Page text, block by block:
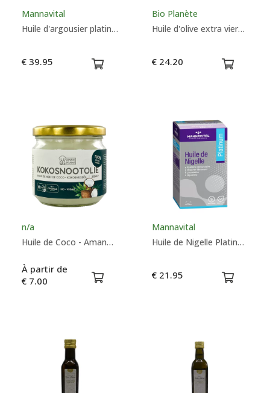
Mannavital
Huile d'argousier platinum - Mannavital
€ 39.95
Bio Planète
Huile d'olive extra vierge Bio - Bio Planète
€ 24.20
n/a
Huile de Coco - AmanPrana
À partir de
€ 7.00
Mannavital
Huile de Nigelle Platinum - Mannavital
€ 21.95